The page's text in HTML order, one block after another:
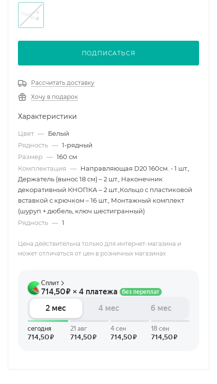
ПОДПИСАТЬСЯ
Рассчитать доставку
Хочу в подарок
Характеристики
Цвет — Белый
Рядность — 1-рядный
Размер — 160 см
Комплектация — Направляющая D20 160см. - 1 шт.,
Держатель (вынос 18 см) – 2 шт., Наконечник
декоративный КНОПКА – 2 шт.,Кольцо с пластиковой
вставкой с крючком – 16 шт., Монтажный комплект
(шуруп + дюбель, ключ шестигранный)
Рядность — 1
Цена действительна только для интернет-магазина и
может отличаться от цен в розничных магазинах